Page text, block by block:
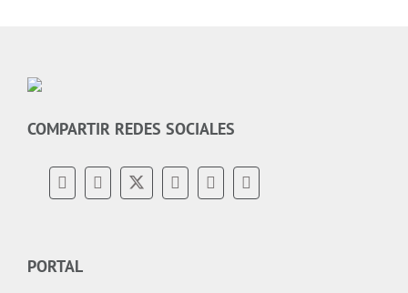
COMPARTIR REDES SOCIALES
PORTAL